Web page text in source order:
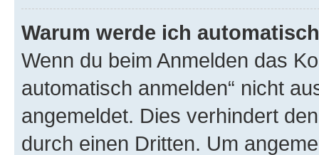
Warum werde ich
Wenn du beim Anmelden das
automatisch anmelden“ nicht
angemeldet. Dies verhindert
durch einen Dritten. Um